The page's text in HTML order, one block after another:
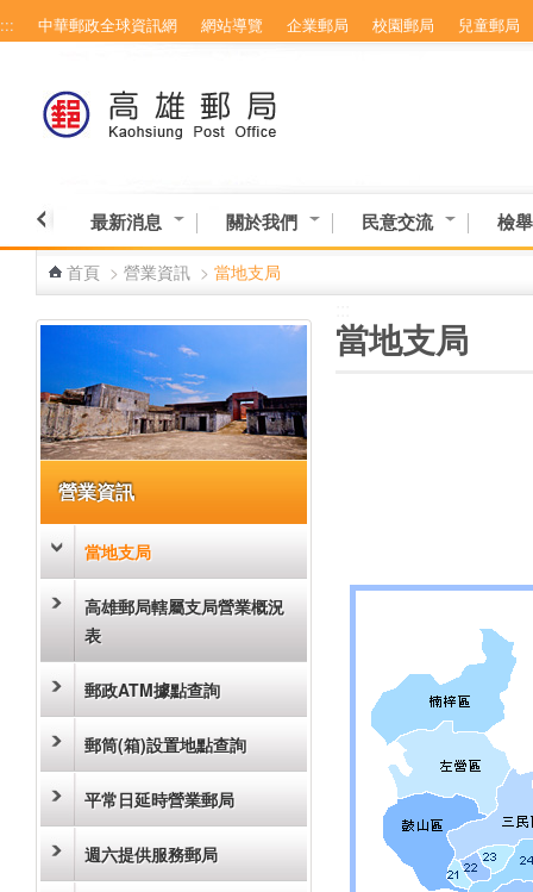
跳到主要內容區塊
::: 中華郵政全球資訊網 網站導覽 企業郵局 校園郵局 兒童郵局
最新消息 關於我們 民意交流 檢
首頁 > 營業資訊 > 當地支局
營業資訊
當地支局
高雄郵局轄屬支局營業概況
表
郵政ATM據點查詢
郵筒(箱)設置地點查詢
平常日延時營業郵局
週六提供服務郵局
當地支局